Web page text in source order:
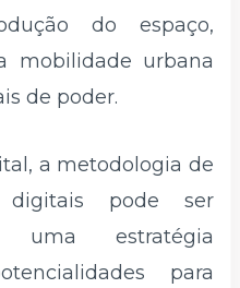
do espaço,
mobilidade urbana
de poder.
a metodologia de
pode ser
uma estratégia
para